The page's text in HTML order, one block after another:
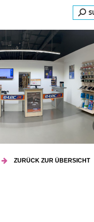
ZURÜCK ZUR ÜBERSICHT